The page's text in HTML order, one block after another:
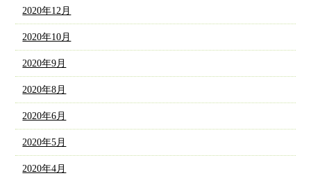
2020年12月
2020年10月
2020年9月
2020年8月
2020年6月
2020年5月
2020年4月